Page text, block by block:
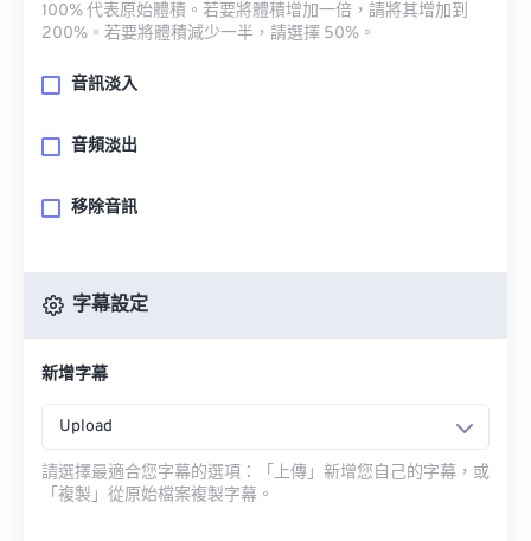
100% 代表原始體積。若要將體積增加一倍，請將其增加到
200%。若要將體積減少一半，請選擇 50%。
音訊淡入
音頻淡出
移除音訊
字幕設定
新增字幕
Upload
請選擇最適合您字幕的選項：「上傳」新增您自己的字幕，或
「複製」從原始檔案複製字幕。